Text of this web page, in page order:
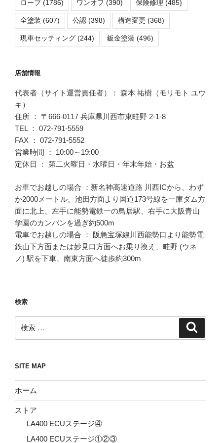
ローブ (1786) ワンオフ (390) 保険修理 (485)
全塗装 (607) 公認 (398) 構造変更 (368)
現車セッティング (244) 鈑金塗装 (496)
店舗情報
代表者（サイト運営責任者）： 森本 祐樹（モリモト ユウ
キ）
住所 ： 〒666-0117 兵庫県川西市東畦野 2-1-8
TEL ： 072-791-5559
FAX ： 072-791-5552
営業時間 ： 10:00～19:00
定休日 ： 第二火曜日・水曜日・年末年始・お盆
お車でお越しの場合 ：新名神高速道路 川西ICから、わず
か2000メートル。池田方面より国道173号線を一庫ダム方
面に北上、左手に能勢電鉄一の鳥居駅、右手に大阪青山
学園のカンバンを過ぎ約500m
電車でお越しの場合 ： 阪急宝塚線川西能勢口より能勢電
鉄山下方面または妙見口方面へお乗り換え、畦野 (ウネ
ノ) 駅を下車、南東方面へ徒歩約300m
検索
索:
SITE MAP
ホーム
ストア
LA400 ECUステージ④
LA400 ECUステージ①②③